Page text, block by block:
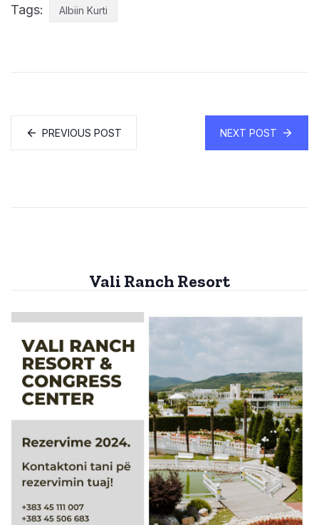
Tags: Albiin Kurti
PREVIOUS POST NEXT POST
Vali Ranch Resort